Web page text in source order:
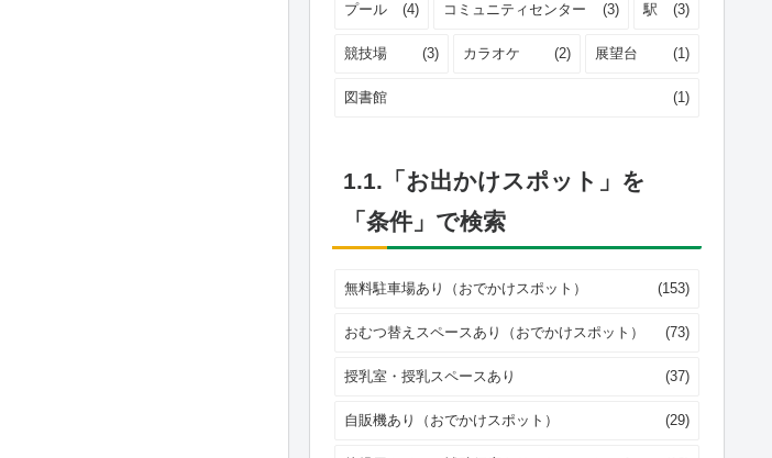
プール (4) コミュニティセンター (3) 駅 (3)
競技場 (3) カラオケ (2) 展望台 (1)
図書館 (1)
1.1.「お出かけスポット」を
「条件」で検索
無料駐車場あり（おでかけスポット） (153)
おむつ替えスペースあり（おでかけスポット） (73)
授乳室・授乳スペースあり (37)
自販機あり（おでかけスポット） (29)